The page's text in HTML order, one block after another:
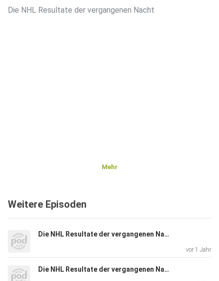
Die NHL Resultate der vergangenen Nacht
Mehr
Weitere Episoden
Die NHL Resultate der vergangenen Nacht (2025-06-29)
vor 1 Jahr
Die NHL Resultate der vergangenen Nacht (2025-06-28)